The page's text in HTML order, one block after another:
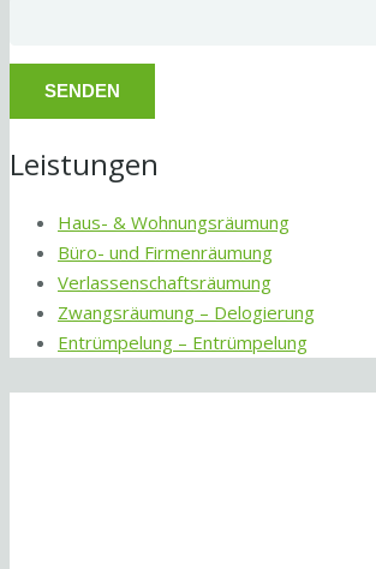
Leistungen
Haus- & Wohnungsräumung
Büro- und Firmenräumung
Verlassenschaftsräumung
Zwangsräumung – Delogierung
Entrümpelung – Entrümpelung